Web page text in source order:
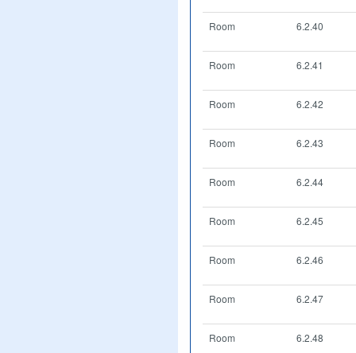
Room 6.2.40
Room 6.2.41
Room 6.2.42
Room 6.2.43
Room 6.2.44
Room 6.2.45
Room 6.2.46
Room 6.2.47
Room 6.2.48